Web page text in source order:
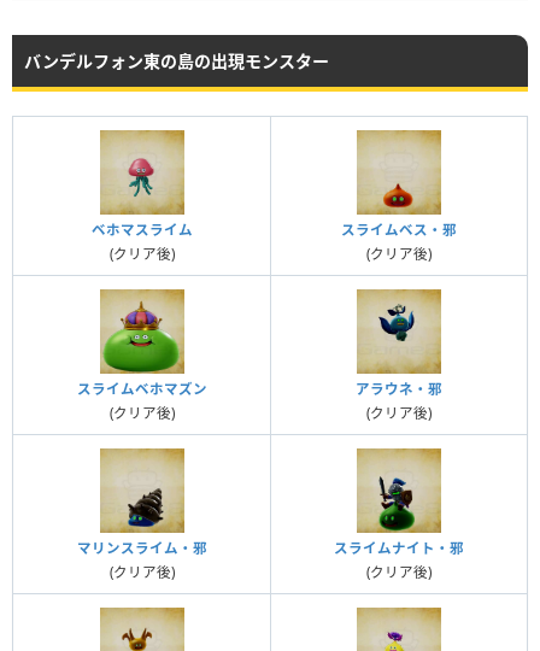
バンデルフォン東の島の出現モンスター
ベホマスライム
(クリア後)
スライムベス・邪
(クリア後)
スライムベホマズン
(クリア後)
アラウネ・邪
(クリア後)
マリンスライム・邪
(クリア後)
スライムナイト・邪
(クリア後)